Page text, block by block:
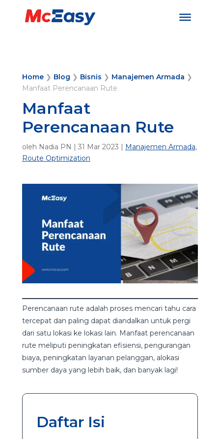
Home❯ Blog ❯ Bisnis ❯ Manajemen Armada ❯
Manfaat Perencanaan Rute
Manfaat
Perencanaan Rute
oleh Nadia PN | 31 Mar 2023 | Manajemen Armada,
Route Optimization
Perencanaan rute adalah proses mencari tahu cara
tercepat dan paling dapat diandalkan untuk pergi
dari satu lokasi ke lokasi lain. Manfaat perencanaan
rute meliputi peningkatan efisiensi, pengurangan
biaya, peningkatan layanan pelanggan, alokasi
sumber daya yang lebih baik, dan banyak lagi!
Daftar Isi